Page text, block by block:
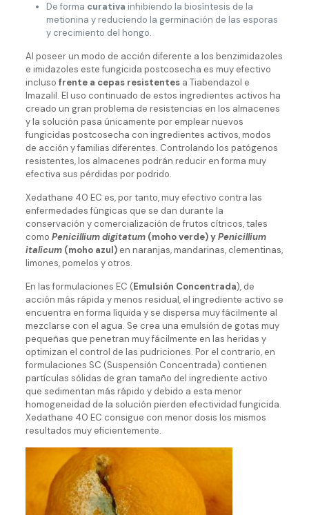
De forma curativa inhibiendo la biosíntesis de la
metionina y reduciendo la germinación de las esporas
y crecimiento del hongo.
Al poseer un modo de acción diferente a los benzimidazoles
e imidazoles este fungicida postcosecha es muy efectivo
incluso frente a cepas resistentesa Tiabendazol e
Imazalil. El uso continuado de estos ingredientes activos ha
creado un gran problema de resistencias en los almacenes
y la solución pasa únicamente por emplear nuevos
fungicidas postcosecha con ingredientes activos, modos
de acción y familias diferentes. Controlando los patógenos
resistentes, los almacenes podrán reducir en forma muy
efectiva sus pérdidas por podrido.
Xedathane 40 EC es, por tanto, muy efectivo contra las
enfermedades fúngicas que se dan durante la
conservación y comercialización de frutos cítricos, tales
como Penicillium digitatum(moho verde) yPenicillium
italicum(moho azul)en naranjas, mandarinas, clementinas,
limones, pomelos y otros.
En las formulaciones EC (Emulsión Concentrada), de
acción más rápida y menos residual, el ingrediente activo se
encuentra en forma líquida y se dispersa muy fácilmente al
mezclarse con el agua. Se crea una emulsión de gotas muy
pequeñas que penetran muy fácilmente en las heridas y
optimizan el control de las pudriciones. Por el contrario, en
formulaciones SC (Suspensión Concentrada) contienen
partículas sólidas de gran tamaño del ingrediente activo
que sedimentan más rápido y debido a esta menor
homogeneidad de la solución pierden efectividad fungicida.
Xedathane 40 EC consigue con menor dosis los mismos
resultados muy eficientemente.